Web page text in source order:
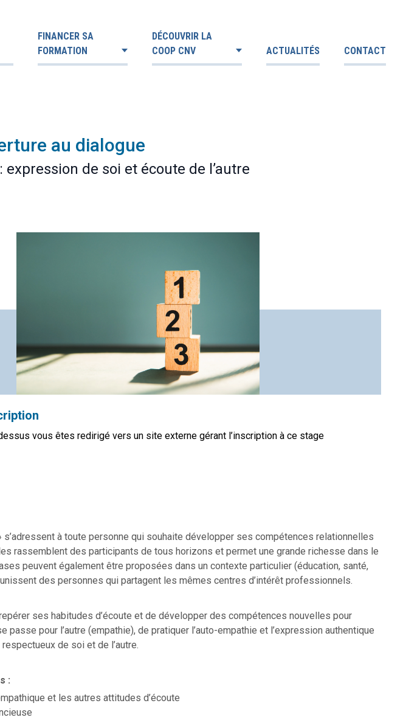
FINANCER SA
FORMATION
DÉCOUVRIR LA
COOP CNV
ACTUALITÉS CONTACT
au dialogue
de soi et écoute de l’autre
vous êtes redirigé vers un site externe gérant l’inscription à ce stage
s’adressent à toute personne qui souhaite développer ses compétences relationnelles
rassemblent des participants de tous horizons et permet une grande richesse dans le
peuvent également être proposées dans un contexte particulier (éducation, santé,
des personnes qui partagent les mêmes centres d’intérêt professionnels.
ses habitudes d’écoute et de développer des compétences nouvelles pour
passe pour l’autre (empathie), de pratiquer l’auto-empathie et l’expression authentique
de soi et de l’autre.
:
et les autres attitudes d’écoute